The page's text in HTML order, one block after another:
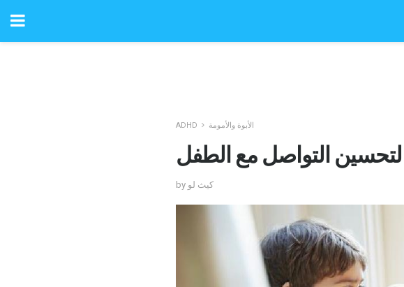
ADHD الأبوة والأمومة
by كيث لو